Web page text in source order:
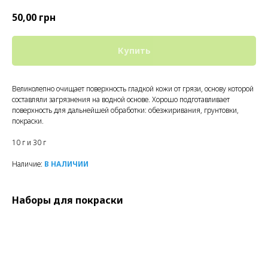
50,00 грн
Купить
Великолепно очищает поверхность гладкой кожи от грязи, основу которой
составляли загрязнения на водной основе. Хорошо подготавливает
поверхность для дальнейшей обработки: обезжиривания, грунтовки,
покраски.
10 г и 30 г
Наличие: В НАЛИЧИИ
Наборы для покраски